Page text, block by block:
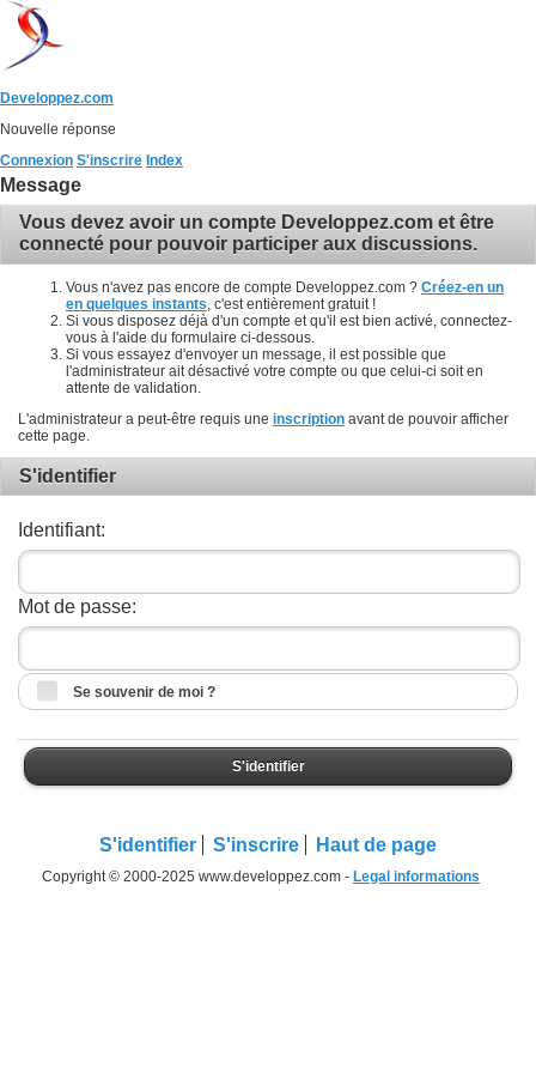
Developpez.com
Nouvelle réponse
Connexion S'inscrire Index
Message
Vous devez avoir un compte Developpez.com et être
connecté pour pouvoir participer aux discussions.
Vous n'avez pas encore de compte Developpez.com ? Créez-en un
en quelques instants , c'est entièrement gratuit !
Si vous disposez déjà d'un compte et qu'il est bien activé, connectez-
vous à l'aide du formulaire ci-dessous.
Si vous essayez d'envoyer un message, il est possible que
l'administrateur ait désactivé votre compte ou que celui-ci soit en
attente de validation.
L'administrateur a peut-être requis une inscription avant de pouvoir afficher
cette page.
S'identifier
Identifiant:
Mot de passe:
Se souvenir de moi ?
S'identifier
S'identifier S'inscrire Haut de page
Copyright © 2000-2025 www.developpez.com - Legal informations